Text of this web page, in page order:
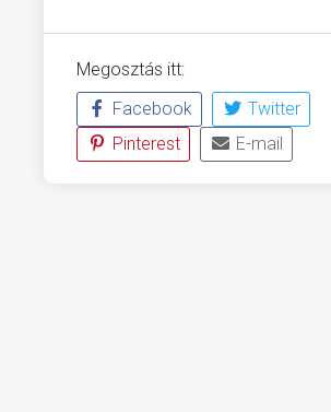
Megosztás itt:
Facebook
Twitter
Pinterest
E-mail